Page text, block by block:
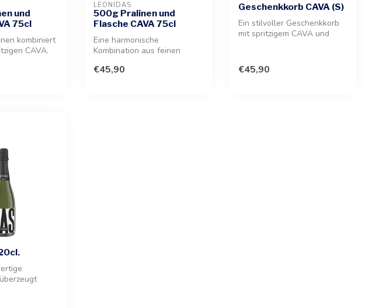
und
75cl
kombiniert
CAVA.
LEONIDAS
500g Pralinen und
Flasche CAVA 75cl
Eine harmonische
Kombination aus feinen
einem spritzig...
€45,90
Geschenkkorb CAVA (S)
Ein stilvoller Geschenkkorb
mit spritzigem CAVA und
€45,90